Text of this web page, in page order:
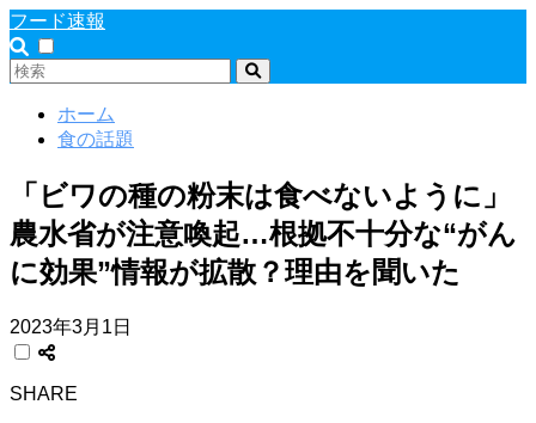
フード速報
ホーム
食の話題
「ビワの種の粉末は食べないように」
農水省が注意喚起…根拠不十分な“がん
に効果”情報が拡散？理由を聞いた
2023年3月1日
SHARE